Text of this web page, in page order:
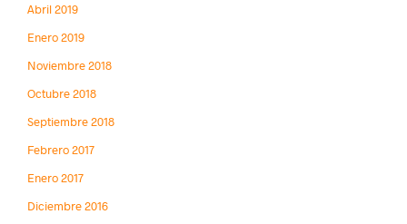
Abril 2019
Enero 2019
Noviembre 2018
Octubre 2018
Septiembre 2018
Febrero 2017
Enero 2017
Diciembre 2016